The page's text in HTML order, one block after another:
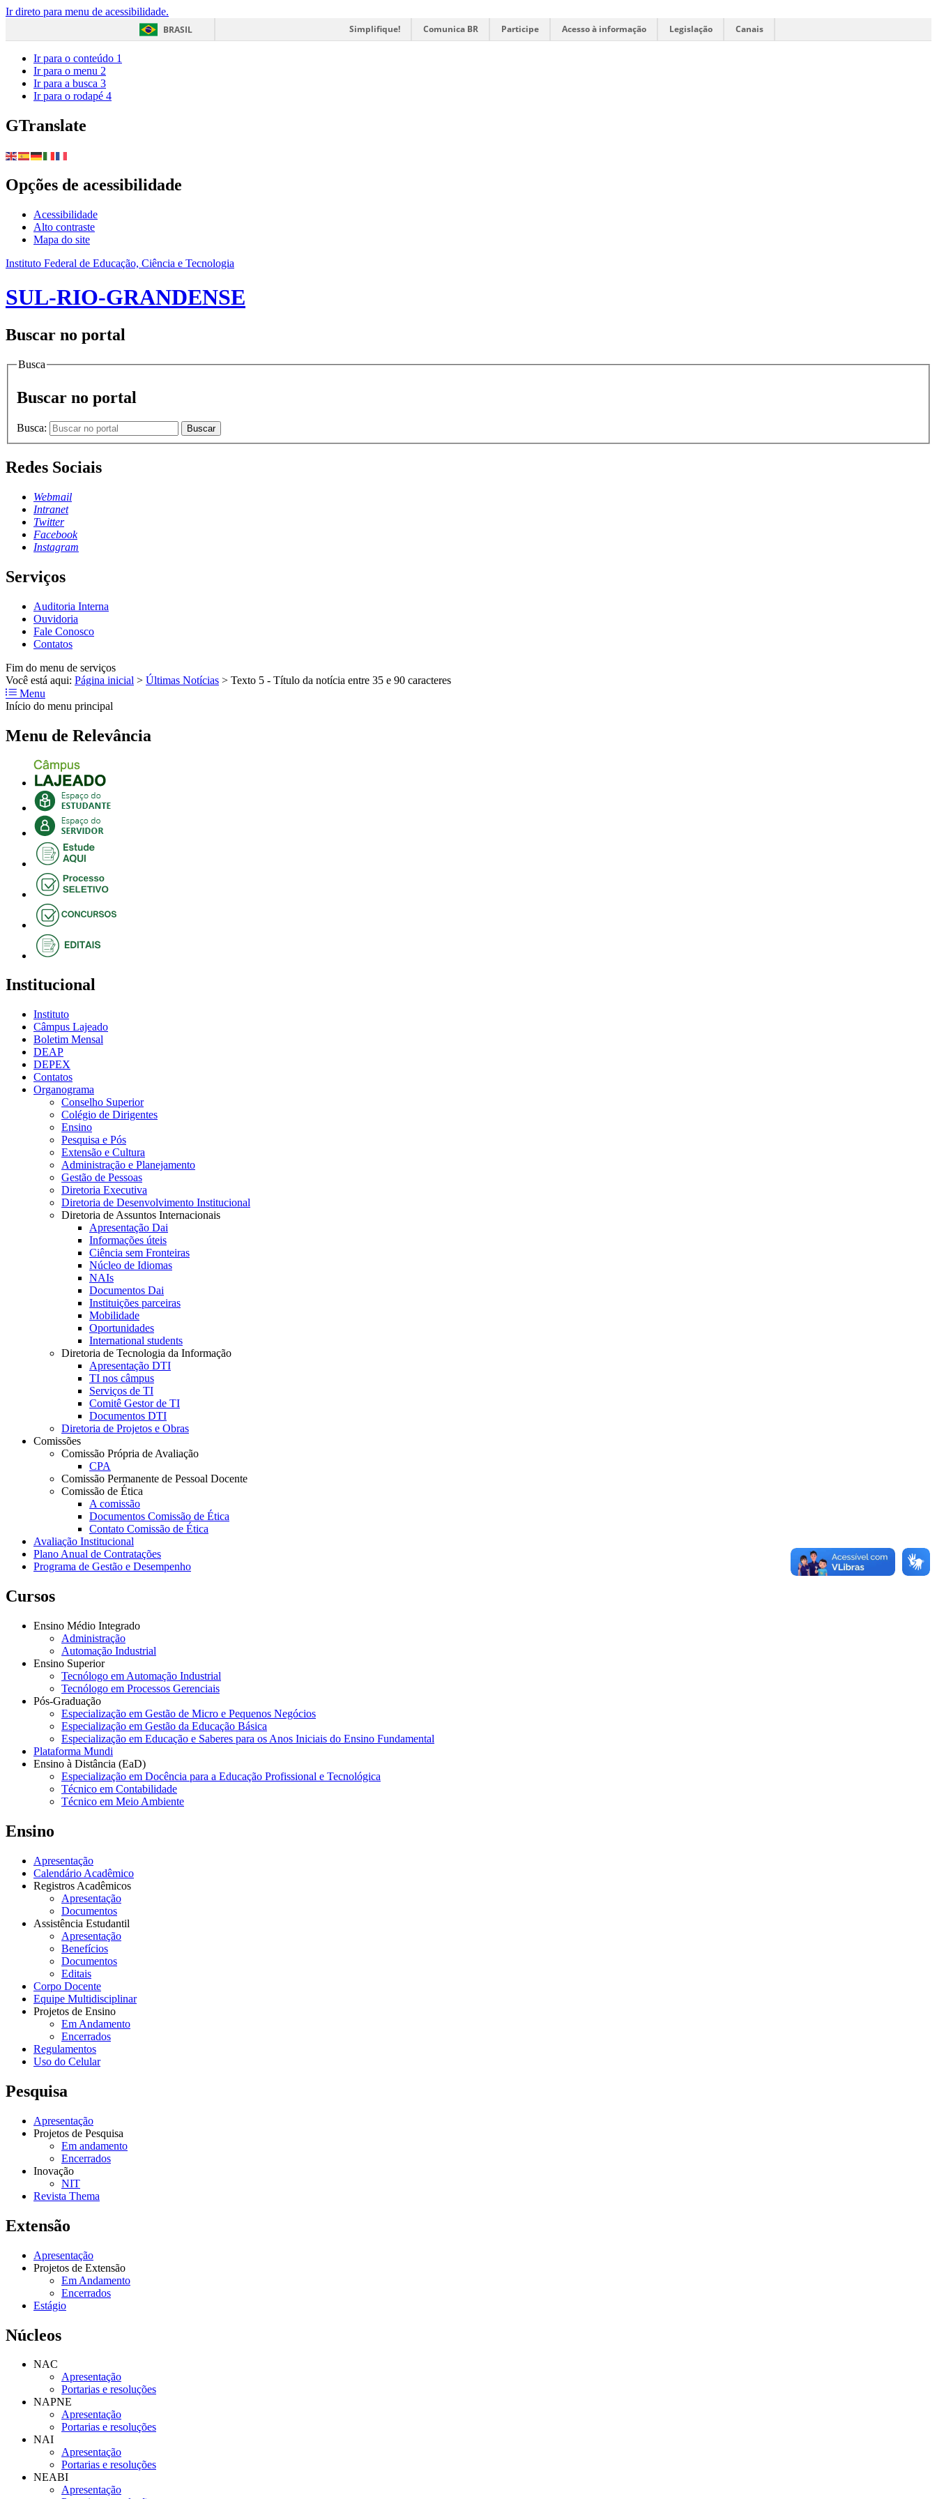
Ir direto para menu de acessibilidade.
BRASIL
Simplifique! Comunica BR Participe Acesso à informação Legislação Canais
Ir para o conteúdo 1
Ir para o menu 2
Ir para a busca 3
Ir para o rodapé 4
GTranslate
Opções de acessibilidade
Acessibilidade
Alto contraste
Mapa do site
Instituto Federal de Educação, Ciência e Tecnologia
SUL-RIO-GRANDENSE
Buscar no portal
Busca
Buscar no portal
Busca: Buscar
Redes Sociais
Webmail
Intranet
Twitter
Facebook
Instagram
Serviços
Auditoria Interna
Ouvidoria
Fale Conosco
Contatos
Fim do menu de serviços
Você está aqui: Página inicial > Últimas Notícias > Texto 5 - Título da notícia entre 35 e 90 caracteres
Menu
Início do menu principal
Menu de Relevância
Institucional
Instituto
Câmpus Lajeado
Boletim Mensal
DEAP
DEPEX
Contatos
Organograma
Conselho Superior
Colégio de Dirigentes
Ensino
Pesquisa e Pós
Extensão e Cultura
Administração e Planejamento
Gestão de Pessoas
Diretoria Executiva
Diretoria de Desenvolvimento Institucional
Diretoria de Assuntos Internacionais
Apresentação Dai
Informações úteis
Ciência sem Fronteiras
Núcleo de Idiomas
NAIs
Documentos Dai
Instituições parceiras
Mobilidade
Oportunidades
International students
Diretoria de Tecnologia da Informação
Apresentação DTI
TI nos câmpus
Serviços de TI
Comitê Gestor de TI
Documentos DTI
Diretoria de Projetos e Obras
Comissões
Comissão Própria de Avaliação
CPA
Comissão Permanente de Pessoal Docente
Comissão de Ética
A comissão
Documentos Comissão de Ética
Contato Comissão de Ética
Avaliação Institucional
Plano Anual de Contratações
Programa de Gestão e Desempenho
Cursos
Ensino Médio Integrado
Administração
Automação Industrial
Ensino Superior
Tecnólogo em Automação Industrial
Tecnólogo em Processos Gerenciais
Pós-Graduação
Especialização em Gestão de Micro e Pequenos Negócios
Especialização em Gestão da Educação Básica
Especialização em Educação e Saberes para os Anos Iniciais do Ensino Fundamental
Plataforma Mundi
Ensino à Distância (EaD)
Especialização em Docência para a Educação Profissional e Tecnológica
Técnico em Contabilidade
Técnico em Meio Ambiente
Ensino
Apresentação
Calendário Acadêmico
Registros Acadêmicos
Apresentação
Documentos
Assistência Estudantil
Apresentação
Benefícios
Documentos
Editais
Corpo Docente
Equipe Multidisciplinar
Projetos de Ensino
Em Andamento
Encerrados
Regulamentos
Uso do Celular
Pesquisa
Apresentação
Projetos de Pesquisa
Em andamento
Encerrados
Inovação
NIT
Revista Thema
Extensão
Apresentação
Projetos de Extensão
Em Andamento
Encerrados
Estágio
Núcleos
NAC
Apresentação
Portarias e resoluções
NAPNE
Apresentação
Portarias e resoluções
NAI
Apresentação
Portarias e resoluções
NEABI
Apresentação